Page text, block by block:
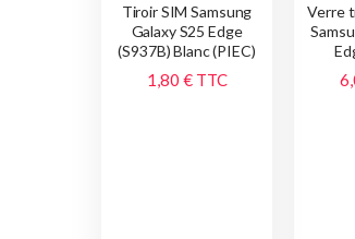
Tiroir SIM Samsung
Galaxy S25 Edge
(S937B) Blanc (PIEC)
1,80 € TTC
Verre